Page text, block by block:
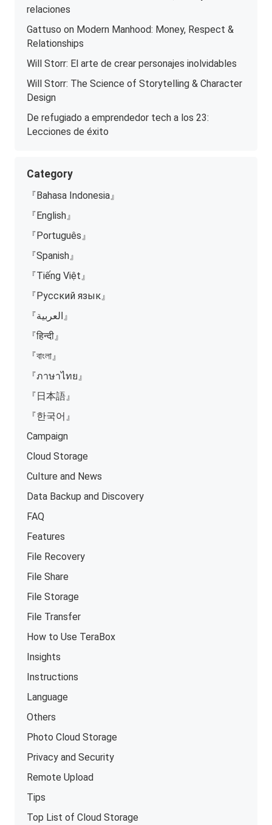
relaciones
Gattuso on Modern Manhood: Money, Respect &
Relationships
Will Storr: El arte de crear personajes inolvidables
Will Storr: The Science of Storytelling & Character
Design
De refugiado a emprendedor tech a los 23:
Lecciones de éxito
Category
『Bahasa Indonesia』
『English』
『Português』
『Spanish』
『Tiếng Việt』
『Русский язык』
『العربية』
『हिन्दी』
『বাংলা』
『ภาษาไทย』
『日本語』
『한국어』
Campaign
Cloud Storage
Culture and News
Data Backup and Discovery
FAQ
Features
File Recovery
File Share
File Storage
File Transfer
How to Use TeraBox
Insights
Instructions
Language
Others
Photo Cloud Storage
Privacy and Security
Remote Upload
Tips
Top List of Cloud Storage